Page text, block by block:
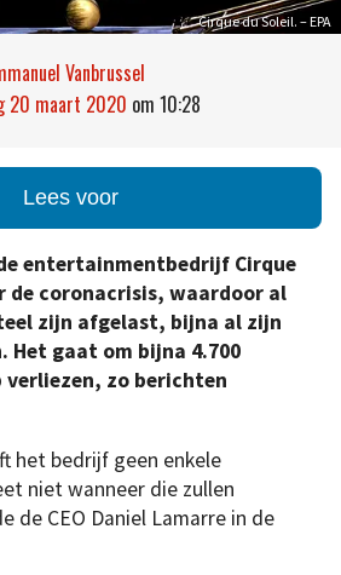
Cirque du Soleil. – EPA
Vanbrussel
20 maart 2020 om 10:28
Lees voor
entertainmentbedrijf Cirque
de coronacrisis, waardoor al
zijn afgelast, bijna al zijn
Het gaat om bijna 4.700
verliezen, zo berichten
het bedrijf geen enkele
niet wanneer die zullen
de CEO Daniel Lamarre in de